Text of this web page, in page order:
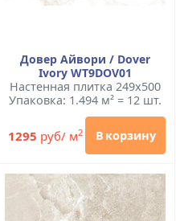
Довер Айвори / Dover
Ivory WT9DOV01
Настенная плитка 249x500
Упаковка: 1.494 м² = 12 шт.
1295 руб/ м2 В корзину